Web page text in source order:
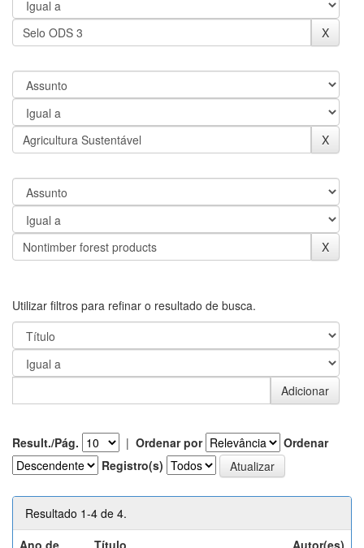
Utilizar filtros para refinar o resultado de busca.
Result./Pág. | Ordenar por
Ordenar
Registro(s)
Resultado 1-4 de 4.
Ano de
Título Autor(es)